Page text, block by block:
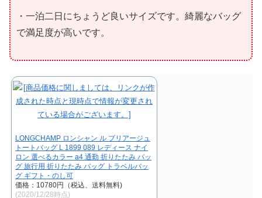
・一泊二日にちょうど良いサイズです。綺麗なバッグ
で満足度が高いです。
LONGCHAMP ロンシャン ル プリアージュ
トートバッグ L 1899 089 レディース ナイ
ロン 選べるカラー a4 通勤 折りたたみ バッ
グ 旅行用 折りたたみ バッグ トラベルバッ
グ ギフト・のし可
価格：10780円（税込、送料無料)
(2020/12/28時点)